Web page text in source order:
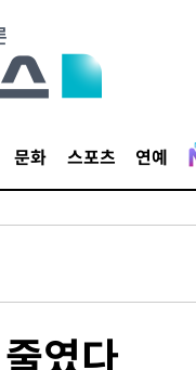
문화 스포츠 연예
였다